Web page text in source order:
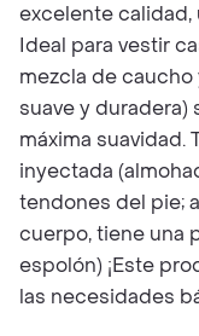
excelente
Ideal para vestir
mezcla de caucho
suave y duradera)
máxima suavidad.
inyectada
tendones del pie;
cuerpo, tiene una
espolón) ¡Este
las necesidades